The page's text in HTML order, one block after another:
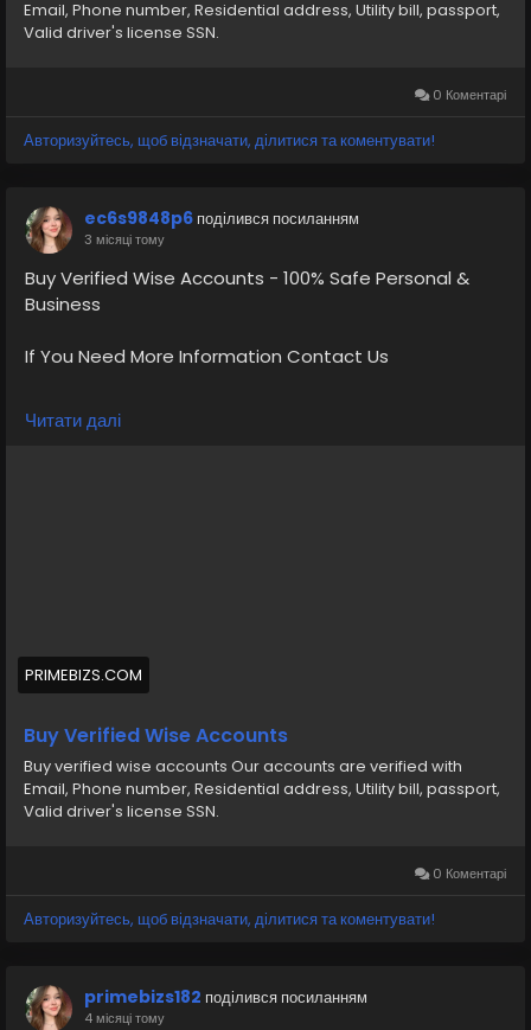
https://primebizs.com/product/buy-verified-wise-
Email, Phone number, Residential address, Utility bill, passport,
Valid driver's license SSN.
0 Коментарі
Авторизуйтесь, щоб відзначати, ділитися та коментувати!
ec6s9848p6 поділився посиланням
3 місяці тому
Buy Verified Wise Accounts - 100% Safe Personal &
Business
If You Need More Information Contact Us
💠⫸Telegram: EkPrime
💠⫸Whatsapp: +1 (870) 202-4958
Buy verified wise accounts from us Our accounts are
verified, Phone number, Residential address, Utility bill,
passport, Valid driver s license SSN
https://primebizs.com/product/buy-verified-wise-
Читати далі
PRIMEBIZS.COM
Buy Verified Wise Accounts
Buy verified wise accounts Our accounts are verified with
Email, Phone number, Residential address, Utility bill, passport,
Valid driver's license SSN.
0 Коментарі
Авторизуйтесь, щоб відзначати, ділитися та коментувати!
primebizs182 поділився посиланням
4 місяці тому